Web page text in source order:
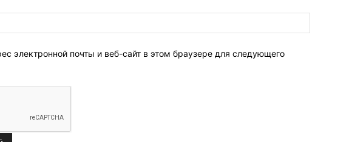
электронной почты и веб-сайт в этом браузере для следующего